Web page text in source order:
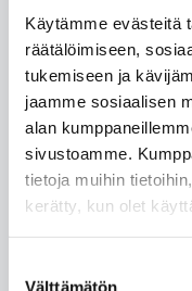
Käytämme evästeitä
räätälöimiseen,
tukemiseen ja
jaamme sosiaalisen
alan
sivustoamme.
tietoja muihin
kerätty, kun olet
Välttämätön